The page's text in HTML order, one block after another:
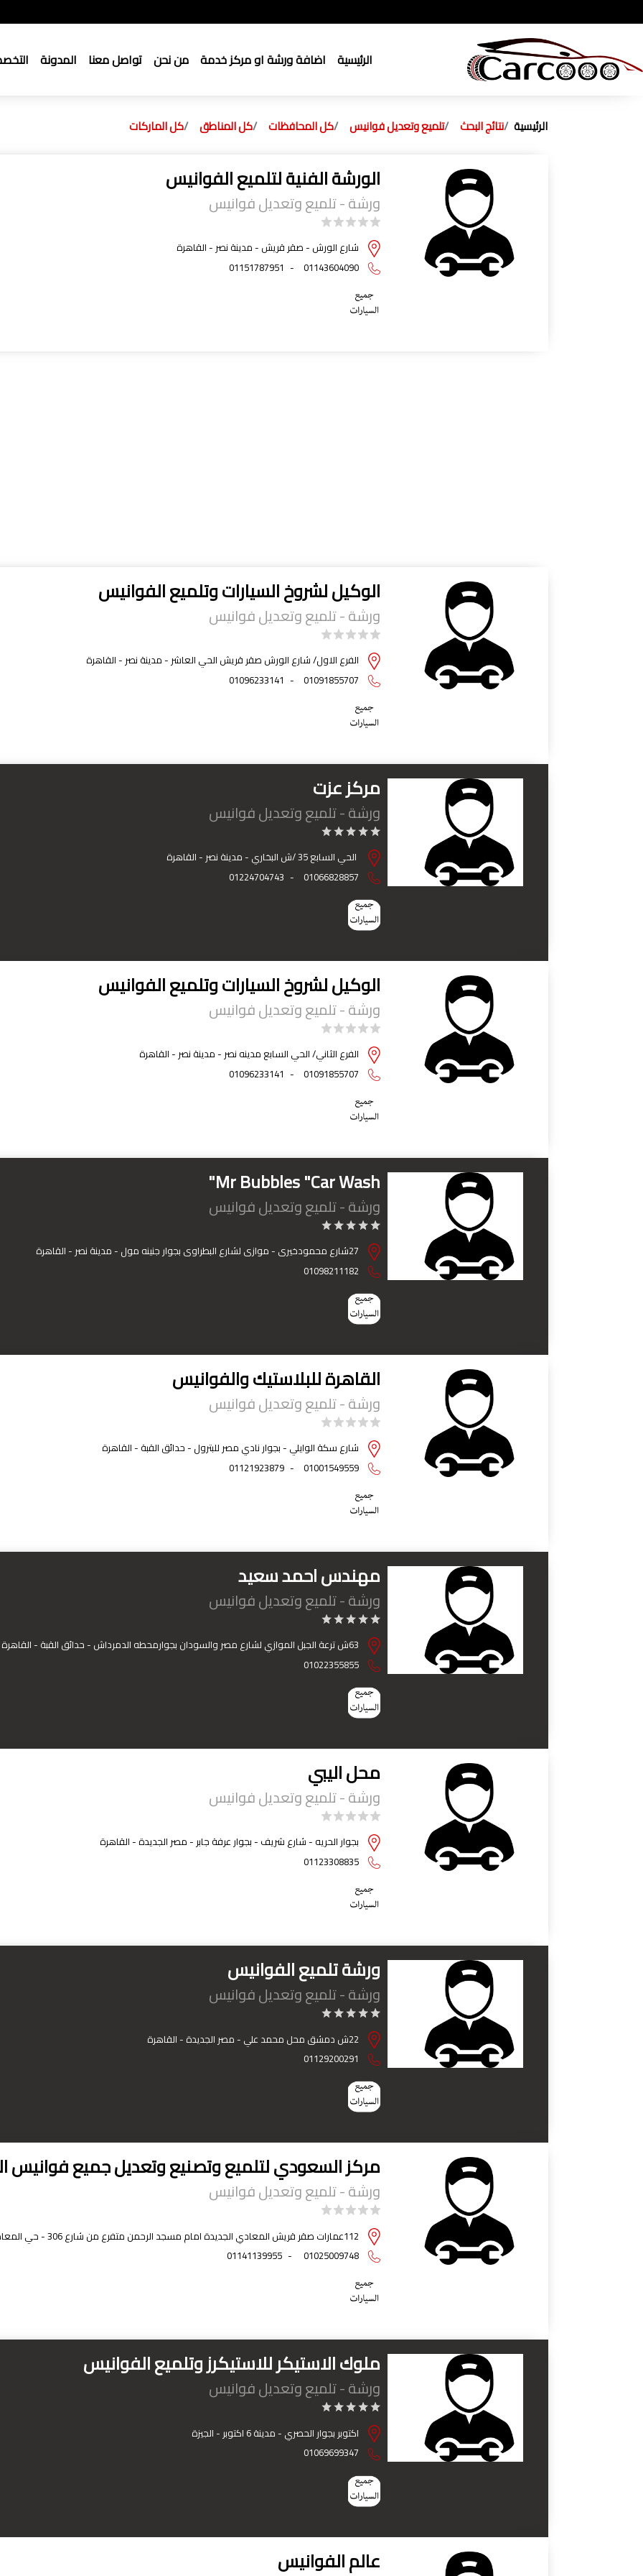
الرئيسية اضافة ورشة او مركز خدمة من نحن تواصل معنا المدونة
الرئيسية نتائج البحث تلميع وتعديل فوانيس كل المحافظات كل المناطق كل الماركات
الورشة الفنية لتلميع الفوانيس
ورشة - تلميع وتعديل فوانيس
شارع الورش - صقر قريش - مدينة نصر - القاهرة
01143604090
-
01151787951
الوكيل لشروخ السيارات وتلميع الفوانيس
ورشة - تلميع وتعديل فوانيس
الفرع الاول/ شارع الورش صقر قريش الحي العاشر - مدينة نصر - القاهرة
01091855707
-
01096233141
مركز عزت
ورشة - تلميع وتعديل فوانيس
الحي السابع 35 /ش البخاري - مدينة نصر - القاهرة
01066828857
-
01224704743
الوكيل لشروخ السيارات وتلميع الفوانيس
ورشة - تلميع وتعديل فوانيس
الفرع الثاني/ الحي السابع مدينه نصر - مدينة نصر - القاهرة
01091855707
-
01096233141
Mr Bubbles "Car Wash"
ورشة - تلميع وتعديل فوانيس
27شارع محمودخيرى - موازى لشارع البطراوى بجوار جنينه مول - مدينة نصر - القاهرة
01098211182
القاهرة للبلاستيك والفوانيس
ورشة - تلميع وتعديل فوانيس
شارع سكة الوايلي - بجوار نادي مصر للبترول - حدائق القبة - القاهرة
01001549559
-
01121923879
مهندس احمد سعيد
ورشة - تلميع وتعديل فوانيس
63ش ترعة الجبل الموازي لشارع مصر والسودان بجوارمحطه الدمرداش - حدائق القبة - القاهرة
01022355855
محل اليبي
ورشة - تلميع وتعديل فوانيس
بجوار الحريه - شارع شريف - بجوار عرفة جابر - مصر الجديدة - القاهرة
01123308835
ورشة تلميع الفوانيس
ورشة - تلميع وتعديل فوانيس
22ش دمشق محل محمد علي - مصر الجديدة - القاهرة
01129200291
مركز السعودي لتلميع وتصنيع وتعديل جميع فوانيس
ورشة - تلميع وتعديل فوانيس
112عمارات صقر قريش المعادي الجديدة امام مسجد الرحمن متفرع من شارع 306 - حي المعادي - القاهرة
01025009748
-
01141139955
ملوك الاستيكر للاستيكرز وتلميع الفوانيس
ورشة - تلميع وتعديل فوانيس
اكتوبر بجوار الحصري - مدينة 6 اكتوبر - الجيزة
01069699347
عالم الفوانيس